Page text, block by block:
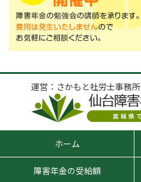
運営：さかもと社労士事務所
ホーム
障害年金の受給額